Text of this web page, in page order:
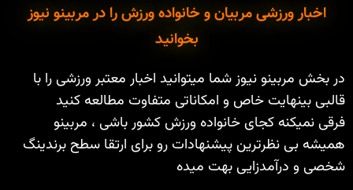
اخبار ورزشی مربیان و خانواده ورزش را در مربینو نیوز
بخوانید
در بخش مربینو نیوز شما میتوانید اخبار معتبر ورزشی را با
قالبی بینهایت خاص و امکاناتی متفاوت مطالعه کنید
فرقی نمیکنه کجای خانواده ورزش کشور باشی ، مربینو
همیشه بی نظرترین پیشنهادات رو برای ارتقا سطح برندینگ
شخصی و درآمدزایی بهت میده